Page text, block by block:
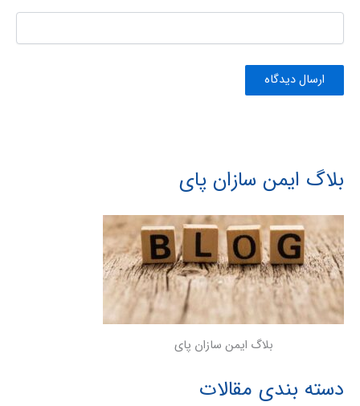
بلاگ ایمن سازان پای
بلاگ ایمن سازان پای
دسته بندی مقالات